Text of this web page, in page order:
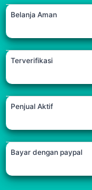
Belanja Aman
Terverifikasi
Penjual Aktif
Bayar dengan paypal